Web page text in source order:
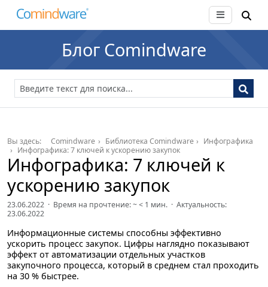
Блог Comindware
Вы здесь: Comindware Библиотека Comindware
Инфографика
Инфографика: 7 ключей к ускорению закупок
Инфографика: 7 ключей к
ускорению закупок
23.06.2022 · Время на прочтение: ~< 1 мин. · Актуальность:
23.06.2022
Информационные системы способны эффективно
ускорить процесс закупок. Цифры наглядно показывают
эффект от автоматизации отдельных участков
закупочного процесса, который в среднем стал проходить
на 30 % быстрее.